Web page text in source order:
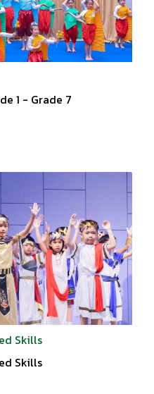
1 - Grade 7
Skills
Skills